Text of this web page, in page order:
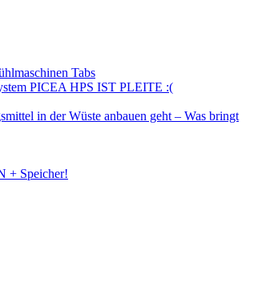
Tabs
PICEA HPS IST PLEITE :(
in der Wüste anbauen geht – Was bringt
+ Speicher!